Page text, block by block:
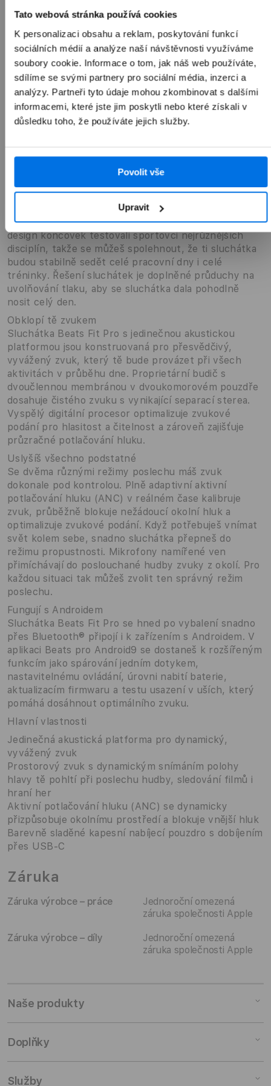
Tato webová stránka používá cookies
K personalizaci obsahu a reklam, poskytování funkcí
sociálních médií a analýze naší návštěvnosti využíváme
soubory cookie. Informace o tom, jak náš web používáte,
sdílíme se svými partnery pro sociální média, inzerci a
analýzy. Partneři tyto údaje mohou zkombinovat s dalšími
informacemi, které jste jim poskytli nebo které získali v
důsledku toho, že používáte jejich služby.
Povolit vše
Upravit
Navržená pro pohodlí
Beats Fit Pro mají pohodlné zajišťovací koncovky,
které se pružně přizpůsobují tvaru ucha. Univerzální
design koncovek testovali sportovci nejrůznějších
disciplín, takže se můžeš spolehnout, že ti sluchátka
budou stabilně sedět celé pracovní dny i celé
tréninky. Řešení sluchátek je doplněné průduchy na
uvolňování tlaku, aby se sluchátka dala pohodlně
nosit celý den.
Obklopí tě zvukem
Sluchátka Beats Fit Pro s jedinečnou akustickou
platformou jsou konstruovaná pro přesvědčivý,
vyvážený zvuk, který tě bude provázet při všech
aktivitách v průběhu dne. Proprietární budič s
dvoučlennou membránou v dvoukomorovém pouzdře
dosahuje čistého zvuku s vynikající separací sterea.
Vyspělý digitální procesor optimalizuje zvukové
podání pro hlasitost a čitelnost a zároveň zajišťuje
průzračné potlačování hluku.
Uslyšíš všechno podstatné
Se dvěma různými režimy poslechu máš zvuk
dokonale pod kontrolou. Plně adaptivní aktivní
potlačování hluku (ANC) v reálném čase kalibruje
zvuk, průběžně blokuje nežádoucí okolní hluk a
optimalizuje zvukové podání. Když potřebuješ vnímat
svět kolem sebe, snadno sluchátka přepneš do
režimu propustnosti. Mikrofony namířené ven
přimíchávají do poslouchané hudby zvuky z okolí. Pro
každou situaci tak můžeš zvolit ten správný režim
poslechu.
Fungují s Androidem
Sluchátka Beats Fit Pro se hned po vybalení snadno
přes Bluetooth® připojí i k zařízením s Androidem. V
aplikaci Beats pro Android9 se dostaneš k rozšířeným
funkcím jako spárování jedním dotykem,
nastavitelnému ovládání, úrovni nabití baterie,
aktualizacím firmwaru a testu usazení v uších, který
pomáhá dosáhnout optimálního zvuku.
Hlavní vlastnosti
Jedinečná akustická platforma pro dynamický,
vyvážený zvuk
Prostorový zvuk s dynamickým snímáním polohy
hlavy tě pohltí při poslechu hudby, sledování filmů i
hraní her
Aktivní potlačování hluku (ANC) se dynamicky
přizpůsobuje okolnímu prostředí a blokuje vnější hluk
Barevně sladěné kapesní nabíjecí pouzdro s dobíjením
přes USB‑C
Záruka
Záruka výrobce – práce
Jednoroční omezená
záruka společnosti Apple
Záruka výrobce – díly
Jednoroční omezená
záruka společnosti Apple
Naše produkty
iPhone
Doplňky
Doplňky pro Mac
Služby